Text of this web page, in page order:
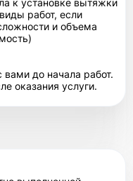
работ, если
и объема
вами до начала работ.
оказания услуги.